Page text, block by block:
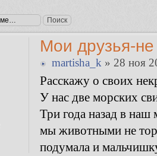
Мои друзья-
martisha_k » 28 ноя
Расскажу о своих
У нас две морских
Три года назад в наш
мы животными не
подумала и